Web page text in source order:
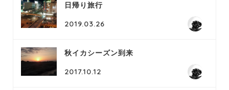
日帰り旅行
2019.03.26
秋イカシーズン到来
2017.10.12